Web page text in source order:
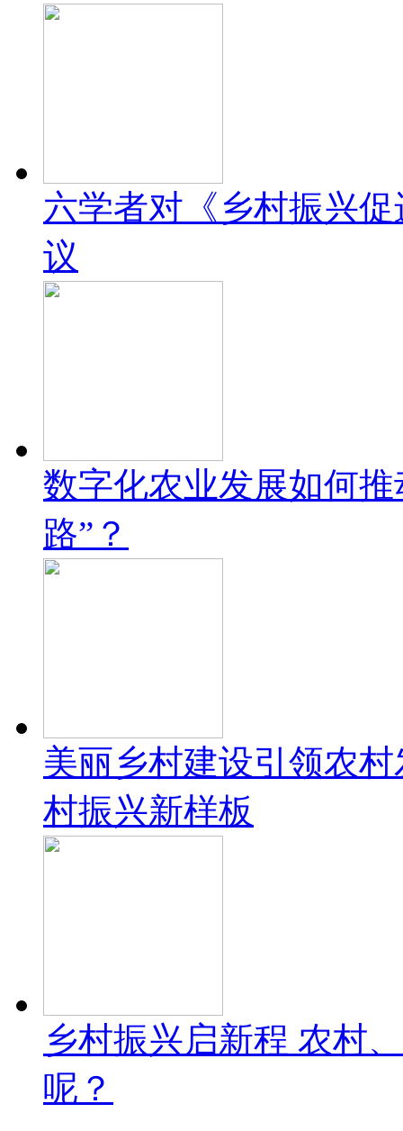
六学者对《乡村振兴
议
数字化农业发展如何
路”？
美丽乡村建设引领农
村振兴新样板
乡村振兴启新程 农村
呢？